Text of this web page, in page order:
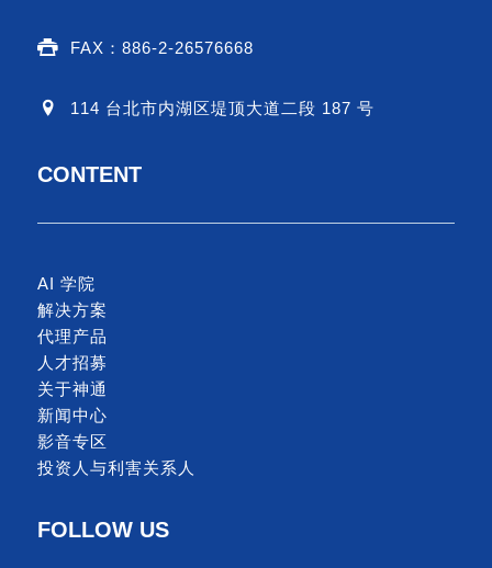
FAX：886-2-26576668
114 台北市内湖区堤顶大道二段 187 号
CONTENT
AI 学院
解决方案
代理产品
人才招募
关于神通
新闻中心
影音专区
投资人与利害关系人
FOLLOW US